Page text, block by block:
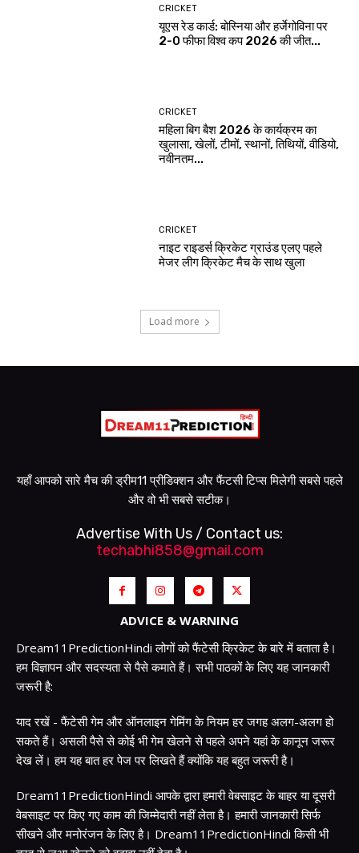
CRICKET
यूएस रेड कार्ड: बोस्निया और हर्जेगोविना पर
2-0 फीफा विश्व कप 2026 की जीत...
CRICKET
महिला बिग बैश 2026 के कार्यक्रम का
खुलासा, खेलों, टीमों, स्थानों, तिथियों, वीडियो,
नवीनतम...
CRICKET
नाइट राइडर्स क्रिकेट ग्राउंड एलए पहले
मेजर लीग क्रिकेट मैच के साथ खुला
Load more
यहाँ आपको सारे मैच की ड्रीम11 प्रीडिक्शन और फैंटसी टिप्स मिलेगी सबसे पहले
और वो भी सबसे सटीक।
Advertise With Us / Contact us:
techabhi858@gmail.com
ADVICE & WARNING
Dream11PredictionHindi लोगों को फैंटेसी क्रिकेट के बारे में बताता है।
हम विज्ञापन और सदस्यता से पैसे कमाते हैं। सभी पाठकों के लिए यह जानकारी
जरूरी है:
याद रखें - फैंटेसी गेम और ऑनलाइन गेमिंग के नियम हर जगह अलग-अलग हो
सकते हैं। असली पैसे से कोई भी गेम खेलने से पहले अपने यहां के कानून जरूर
देख लें। हम यह बात हर पेज पर लिखते हैं क्योंकि यह बहुत जरूरी है।
Dream11PredictionHindi आपके द्वारा हमारी वेबसाइट के बाहर या दूसरी
वेबसाइट पर किए गए काम की जिम्मेदारी नहीं लेता है। हमारी जानकारी सिर्फ
सीखने और मनोरंजन के लिए है। Dream11PredictionHindi किसी भी